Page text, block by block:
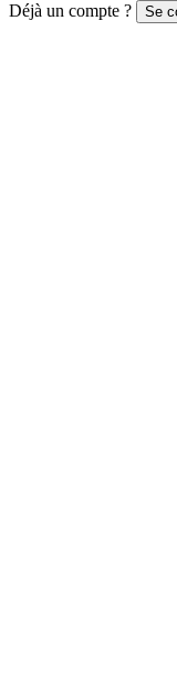
Déjà un compte ? Se